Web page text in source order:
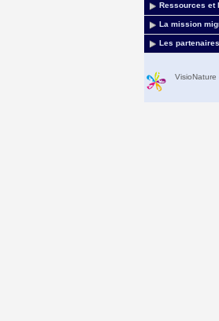
Ressources et
La mission
Les partenaires